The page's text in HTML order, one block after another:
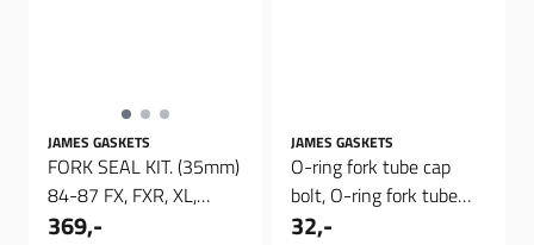
JAMES GASKETS
FORK SEAL KIT. (35mm)
84-87 FX, FXR, XL,
Pakninger Gaffel
369,-
JAMES GASKETS
O-ring fork tube cap
bolt, O-ring fork tube
cap bolt
32,-